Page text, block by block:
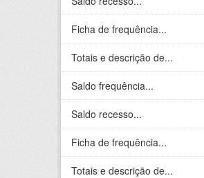
Ficha de frequência...
Totais e descrição de...
Saldo frequência...
Saldo recesso...
Ficha de frequência...
Totais e descrição de...